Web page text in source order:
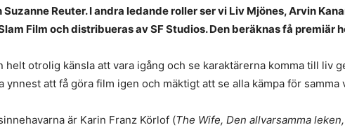
Suzanne Reuter. I andra ledande roller ser vi Liv Mjönes, Arvin
Film och distribueras av SF Studios. Den beräknas få premiär
helt otrolig känsla att vara igång och se karaktärerna komma till liv
ynnest att få göra film igen och mäktigt att se alla kämpa för
är Karin Franz Körlof (The Wife, Den allvarsamma